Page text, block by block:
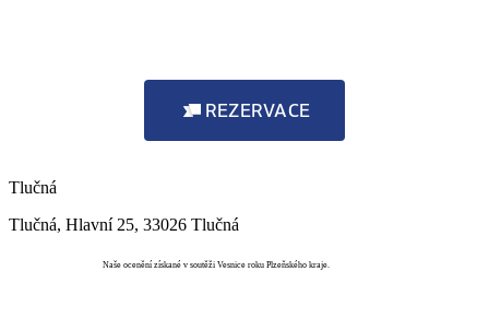
REZERVACE
Tlučná
Tlučná, Hlavní 25, 33026 Tlučná
Naše ocenění získané v soutěži Vesnice roku Plzeňského kraje.